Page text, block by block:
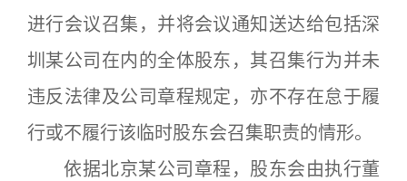
进行会议召集，并将会议通知送达给包括深
圳某公司在内的全体股东，其召集行为并未
违反法律及公司章程规定，亦不存在怠于履
行或不履行该临时股东会召集职责的情形。
依据北京某公司章程，股东会由执行董